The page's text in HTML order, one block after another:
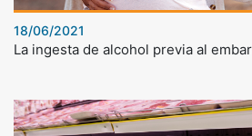
18/06/2021
La ingesta de alcohol previa al